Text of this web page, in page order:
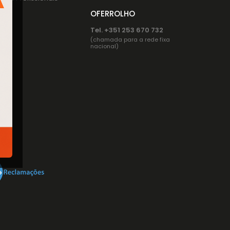
OFERROLHO
Tel. +351 253 670 732
(chamada para a rede fixa
nacional)